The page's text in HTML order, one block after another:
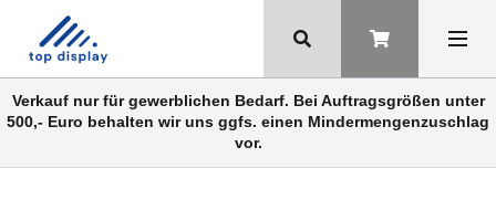
Verkauf nur für gewerblichen Bedarf. Bei Auftragsgrößen unter
500,- Euro behalten wir uns ggfs. einen Mindermengenzuschlag
vor.